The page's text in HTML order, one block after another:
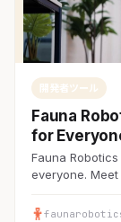
開発者ツール
Fauna
for
Fauna
everyone.